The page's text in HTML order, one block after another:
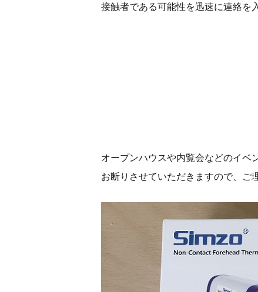
接触者である可能性を迅速に連絡を
オープンハウスや内覧会などのイベ
お断りさせていただきますので、ご